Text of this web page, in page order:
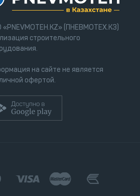
(ПНЕВМОТЕХ.КЗ)
строительного
на сайте не является
офертой.